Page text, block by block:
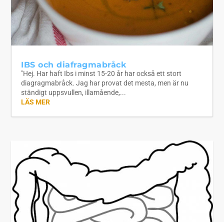
IBS och diafragmabråck
"Hej. Har haft Ibs i minst 15-20 år har också ett stort
diagragmabråck. Jag har provat det mesta, men är nu
ständigt uppsvullen, illamående,...
LÄS MER